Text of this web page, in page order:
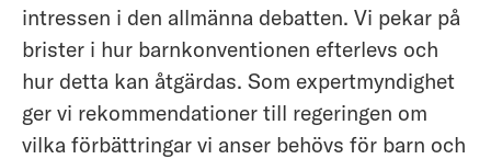
intressen i den allmänna debatten. Vi pekar på
brister i hur barnkonventionen efterlevs och
hur detta kan åtgärdas. Som expertmyndighet
ger vi rekommendationer till regeringen om
vilka förbättringar vi anser behövs för barn och